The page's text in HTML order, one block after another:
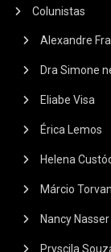
Colunistas
Alexandre
Dra Simone
Eliabe Visa
Érica Lemos
Helena
Márcio
Nancy Nasser
Pryscila